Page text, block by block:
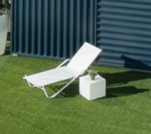
e análise do
usuários deste site. A informação
tipo de cookies serve para medir a
para a elaboração dos perfis de
de forma a introduzir
análise dos dados de utilização
do serviço. Eles nos permitem
de preferência do usuário para
dos nossos serviços e oferecer uma
através dos produtos recomendados.